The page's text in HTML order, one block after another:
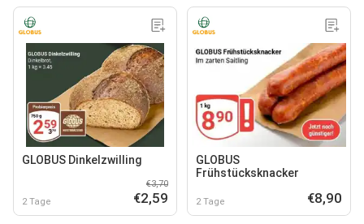
GLOBUS Dinkelzwilling
2 Tage
€3,70
€2,59
GLOBUS
Frühstücksknacker
2 Tage €8,90